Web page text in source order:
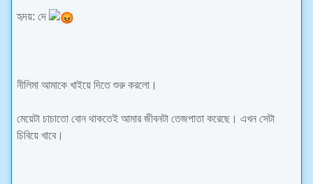
হৃদয়: দে
নীলিমা আমাকে খাইয়ে দিতে শুরু করলো।
মেয়েটা চাচাতো বোন থাকতেই আমার জীবনটা তেজপাতা করেছে। এখন সেটা
চিবিয়ে খাবে।